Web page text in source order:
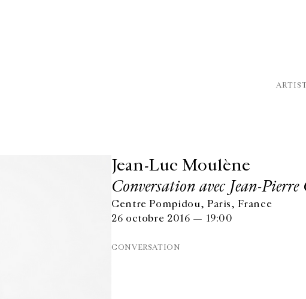
Jean-Luc Moulène
Conversation avec Jean-
Centre Pompidou, Paris, France
26 octobre 2016 — 19:00
CONVERSATION